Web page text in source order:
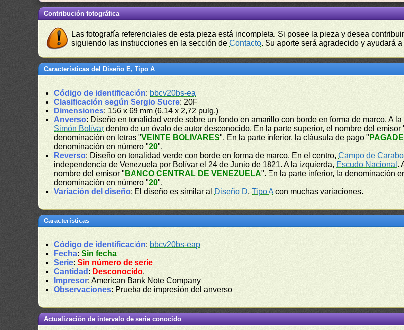
Contribución fotográfica
Las fotografía referenciales de esta pieza está incompleta. Si posee la pieza y desea
siguiendo las instrucciones en la sección deContacto. Su aporte será agradecido y ayudará
Características del Diseño E, Tipo A
Código de identificación: bbcv20bs-ea
Clasificación según Sergio Sucre: 20F
Dimensiones: 156 x 69 mm (6,14 x 2,72 pulg.)
Anverso: Diseño en tonalidad verde sobre un fondo en amarillo con borde en forma de marco. A
Simón Bolívardentro de un óvalo de autor desconocido. En la parte superior, el nombre del emisor
denominación en letras "VEINTE BOLIVARES". En la parte inferior, la cláusula de pago "
denominación en número "20".
Reverso: Diseño en tonalidad verde con borde en forma de marco. En el centro,Campo de
independencia de Venezuela por Bolívar el 24 de Junio de 1821. A la izquierda, Escudo Nacional .
nombre del emisor " BANCO CENTRAL DE VENEZUELA". En la parte inferior, la denominación
denominación en número "20".
Variación del diseño: El diseño es similar al Diseño D,Tipo A con muchas variaciones.
Características
Código de identificación: bbcv20bs-eap
Fecha:Sin fecha
Serie:Sin número de serie
Cantidad : Desconocido.
Impresor: American Bank Note Company
Observaciones: Prueba de impresión del anverso
Actualización de intervalo de serie conocido